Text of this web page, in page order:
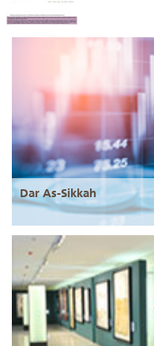
Dar As-Sikkah